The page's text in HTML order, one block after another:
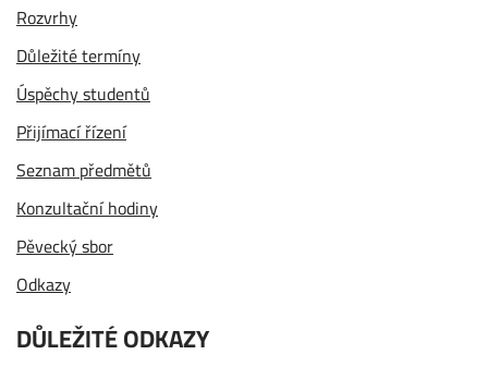
Rozvrhy
Důležité termíny
Úspěchy studentů
Přijímací řízení
Seznam předmětů
Konzultační hodiny
Pěvecký sbor
Odkazy
DŮLEŽITÉ ODKAZY